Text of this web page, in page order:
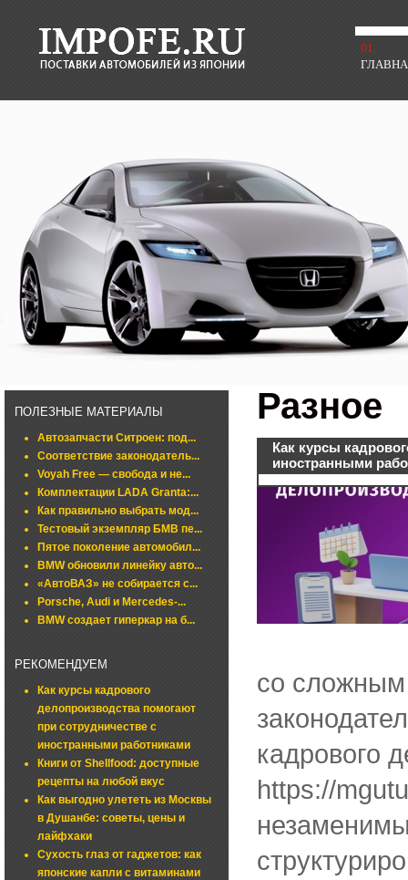
01.
ПОЛЕЗНЫЕ МАТЕРИАЛЫ
Автозапчасти Ситроен: под...
Соответствие законодатель...
Voyah Free — свобода и не...
Комплектации LADA Granta:...
Как правильно выбрать мод...
Тестовый экземпляр БМВ пе...
Пятое поколение автомобил...
BMW обновили линейку авто...
«АвтоВАЗ» не собирается с...
Porsche, Audi и Mercedes-...
BMW создает гиперкар на б...
РЕКОМЕНДУЕМ
Как курсы кадрового
делопроизводства помогают
при сотрудничестве с
иностранными работниками
Книги от Shellfood: доступные
рецепты на любой вкус
Как выгодно улететь из Москвы
в Душанбе: советы, цены и
лайфхаки
Сухость глаз от гаджетов: как
японские капли с витаминами
Разное
Как курсы
иностранными
со
кадрового
https://